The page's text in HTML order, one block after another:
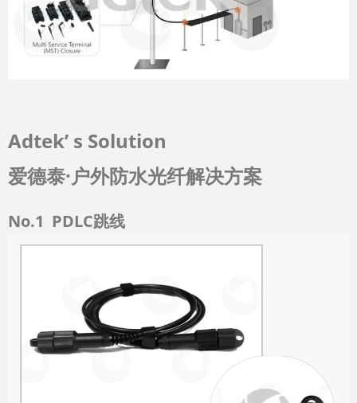
Adtek’ s Solution
爱德泰·户外防水光纤解决方案
No.1 PDLC跳线